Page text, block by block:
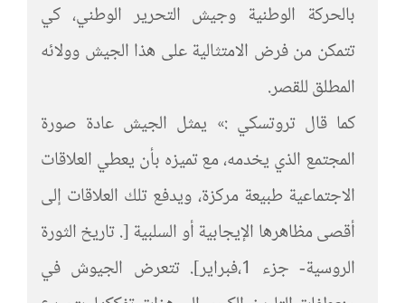
بالحركة الوطنية وجيش التحرير الوطني، كي
تتمكن من فرض الامتثالية على هذا الجيش وولائه
المطلق للقصر.
كما قال تروتسكي :» يمثل الجيش عادة صورة
المجتمع الذي يخدمه، مع تميزه بأن يعطي العلاقات
الاجتماعية طبيعة مركزة، ويدفع تلك العلاقات إلى
أقصى مظاهرها الإيجابية أو السلبية [. تاريخ الثورة
الروسية- جزء 1،فبراير]. تتعرض الجيوش في